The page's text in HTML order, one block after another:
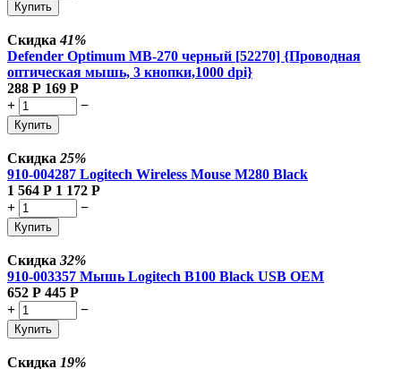
Купить
Скидка41%
Defender Optimum MB-270 черный [52270] {Проводная
оптическая мышь, 3 кнопки,1000 dpi}
288 Р 169 Р
+
−
Купить
Скидка 25%
910-004287 Logitech Wireless Mouse M280 Black
1 564 Р 1 172 Р
+
−
Купить
Скидка 32%
910-003357 Мышь Logitech B100 Black USB OEM
652 Р 445 Р
+
−
Купить
Скидка 19%